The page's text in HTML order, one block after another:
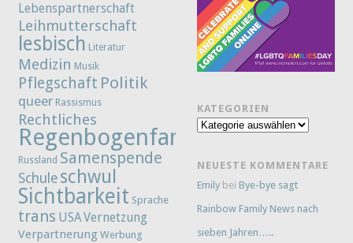
Lebenspartnerschaft
Leihmutterschaft
lesbisch Literatur
Medizin Musik
Pflegschaft Politik
queer Rassismus
Rechtliches
Regenbogenfamilie
Russland Samenspende
Schule schwul
Sichtbarkeit Sprache
trans USAVernetzung
Verpartnerung Werbung
KATEGORIEN
Kategorien
NEUESTE KOMMENTARE
Emily bei Bye-bye sagt
Rainbow Family News nach
sieben Jahren…..